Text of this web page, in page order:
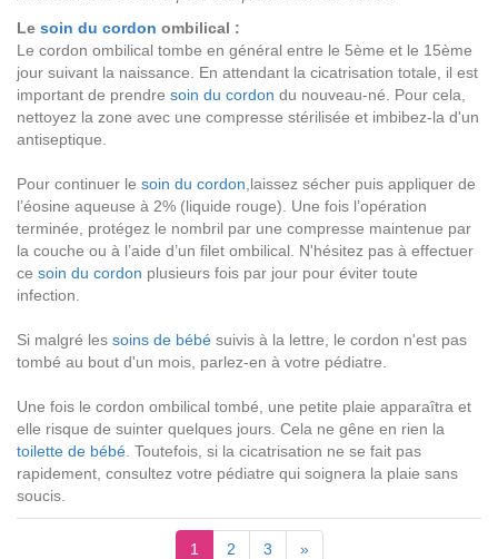
Le soin du cordon ombilical :
Le cordon ombilical tombe en général entre le 5ème et le 15ème
jour suivant la naissance. En attendant la cicatrisation totale, il est
important de prendre soin du cordon du nouveau-né. Pour cela,
nettoyez la zone avec une compresse stérilisée et imbibez-la d'un
antiseptique.
Pour continuer le soin du cordon ,laissez sécher puis appliquer de
l’éosine aqueuse à 2% (liquide rouge). Une fois l’opération
terminée, protégez le nombril par une compresse maintenue par
la couche ou à l’aide d’un filet ombilical. N'hésitez pas à effectuer
ce soin du cordon plusieurs fois par jour pour éviter toute
infection.
Si malgré les soins de bébé suivis à la lettre, le cordon n'est pas
tombé au bout d'un mois, parlez-en à votre pédiatre.
Une fois le cordon ombilical tombé, une petite plaie apparaîtra et
elle risque de suinter quelques jours. Cela ne gêne en rien la
toilette de bébé . Toutefois, si la cicatrisation ne se fait pas
rapidement, consultez votre pédiatre qui soignera la plaie sans
soucis.
1 2 3 »